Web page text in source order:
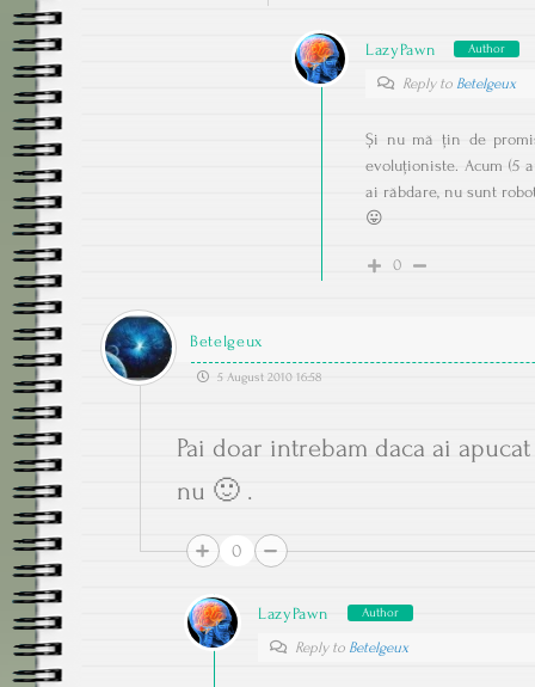
LazyPawn Author
Reply to Betelgeux
Și nu mă țin de
evoluționiste. Acum (5
ai răbdare, nu sunt
😛
0
Betelgeux
5 August 2010 16:58
Pai doar intrebam daca ai
nu 🙂 .
0
LazyPawn Author
Reply to Betelgeux